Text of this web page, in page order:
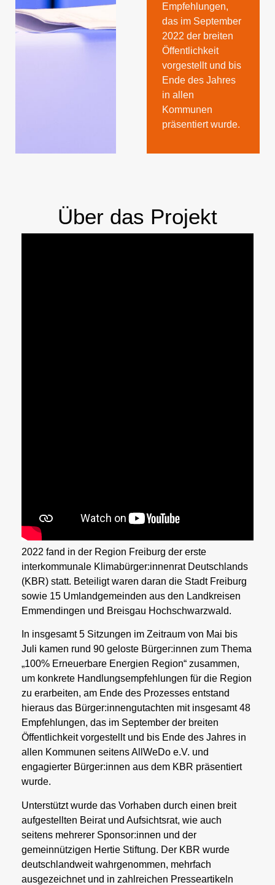
Empfehlungen,
das im September
2022 der breiten
Öffentlichkeit
vorgestellt und bis
Ende des Jahres
in allen
Kommunen
präsentiert wurde.
Über das Projekt
2022 fand in der Region Freiburg der erste
interkommunale Klimabürger:innenrat Deutschlands
(KBR) statt. Beteiligt waren daran die Stadt Freiburg
sowie 15 Umlandgemeinden aus den Landkreisen
Emmendingen und Breisgau Hochschwarzwald.
In insgesamt 5 Sitzungen im Zeitraum von Mai bis
Juli kamen rund 90 geloste Bürger:innen zum Thema
„100% Erneuerbare Energien Region“ zusammen,
um konkrete Handlungsempfehlungen für die Region
zu erarbeiten, am Ende des Prozesses entstand
hieraus das Bürger:innengutachten mit insgesamt 48
Empfehlungen, das im September der breiten
Öffentlichkeit vorgestellt und bis Ende des Jahres in
allen Kommunen seitens AllWeDo e.V. und
engagierter Bürger:innen aus dem KBR präsentiert
wurde.
Unterstützt wurde das Vorhaben durch einen breit
aufgestellten Beirat und Aufsichtsrat, wie auch
seitens mehrerer Sponsor:innen und der
gemeinnützigen Hertie Stiftung. Der KBR wurde
deutschlandweit wahrgenommen, mehrfach
ausgezeichnet und in zahlreichen Presseartikeln